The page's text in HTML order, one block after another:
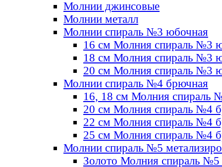
Молнии джинсовые
Молнии металл
Молнии спираль №3 юбочная
16 см Молния спираль №3
18 см Молния спираль №3
20 см Молния спираль №3
Молнии спираль №4 брючная
16, 18 см Молния спираль
20 см Молния спираль №4
22 см Молния спираль №4
25 см Молния спираль №4
Молнии спираль №5
Золото Молния спираль №5